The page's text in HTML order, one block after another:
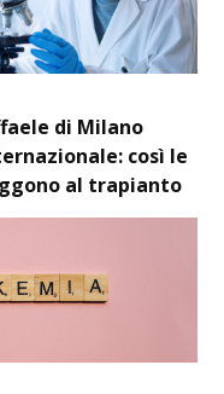
di Milano
così le
al trapianto